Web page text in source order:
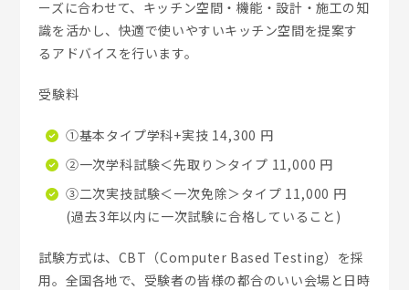
ーズに合わせて、キッチン空間・機能・設計・施工の知
識を活かし、快適で使いやすいキッチン空間を提案す
るアドバイスを行います。
受験料
①基本タイプ学科+実技 14,300 円
②一次学科試験＜先取り＞タイプ 11,000 円
③二次実技試験＜一次免除＞タイプ 11,000 円
(過去3年以内に一次試験に合格していること)
試験方式は、CBT（Computer Based Testing）を採
用。全国各地で、受験者の皆様の都合のいい会場と日時